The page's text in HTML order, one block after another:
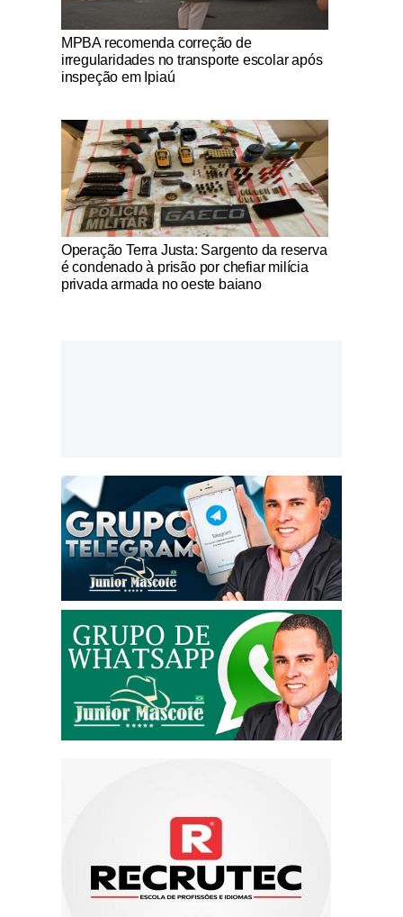
Notícias Católicas
MPBA recomenda correção de
irregularidades no transporte escolar após
inspeção em Ipiaú
Notícias Católicas
Operação Terra Justa: Sargento da reserva
é condenado à prisão por chefiar milícia
privada armada no oeste baiano